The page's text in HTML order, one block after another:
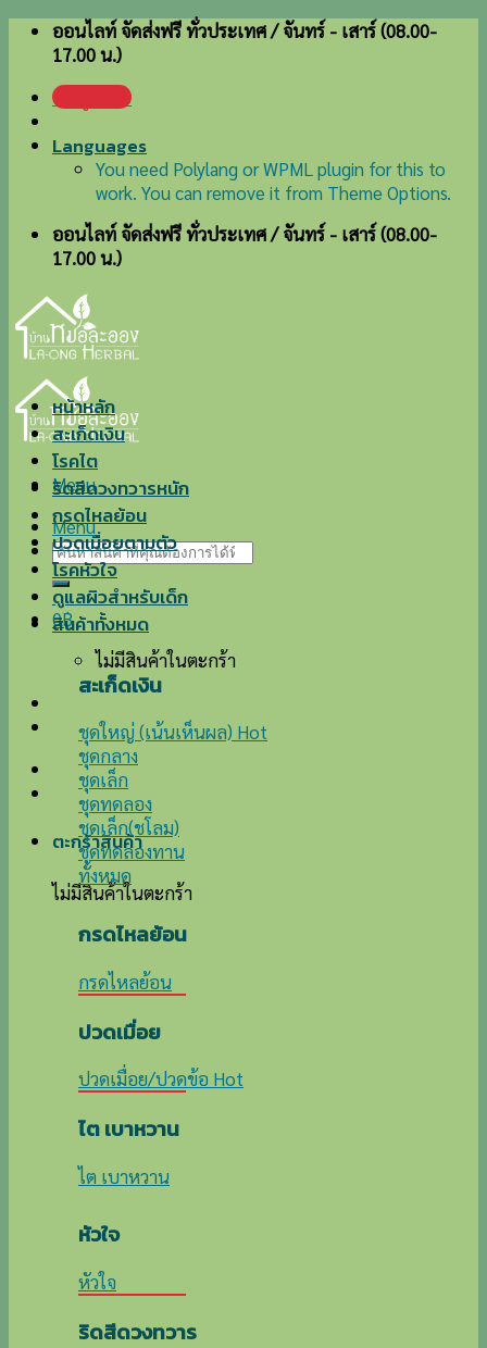
Skip ออนไลท์ จัดส่งฟรี ทั่วประเทศ / จันทร์ - เสาร์ (08.00-
17.00 น.)
เข้าสู่ระบบ
Languages
You need Polylang or WPML plugin for this to
work. You can remove it from Theme Options.
ออนไลท์ จัดส่งฟรี ทั่วประเทศ / จันทร์ - เสาร์ (08.00-
17.00 น.)
Menu
Menu
ค้นหา:
0฿
ไม่มีสินค้าในตะกร้า
ตะกร้าสินค้า
ไม่มีสินค้าในตะกร้า
หน้าหลัก
สะเก็ดเงิน
โรคไต
ริดสีดวงทวารหนัก
กรดไหลย้อน
ปวดเมื่อยตามตัว
โรคหัวใจ
ดูแลผิวสำหรับเด็ก
สินค้าทั้งหมด
สะเก็ดเงิน
ชุดใหญ่ (เน้นเห็นผล)
ชุดกลาง
ชุดเล็ก
ชุดทดลอง
ชุดเล็ก(ชโลม)
ชุดทดลองทาน
ทั้งหมด
กรดไหลย้อน
กรดไหลย้อน
ปวดเมื่อย
ปวดเมื่อย/ปวดข้อ
ไต เบาหวาน
ไต เบาหวาน
หัวใจ
หัวใจ
ริดสีดวงทวาร